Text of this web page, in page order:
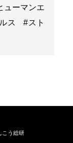
ューマンエ
ス
#スト
こう総研